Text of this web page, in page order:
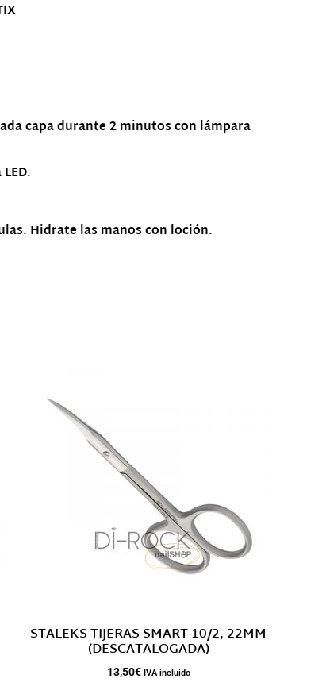
capa durante 2 minutos con lámpara
Hidrate las manos con loción.
STALEKS TIJERAS SMART 10/2, 22MM
(DESCATALOGADA)
13,50€ IVA incluido